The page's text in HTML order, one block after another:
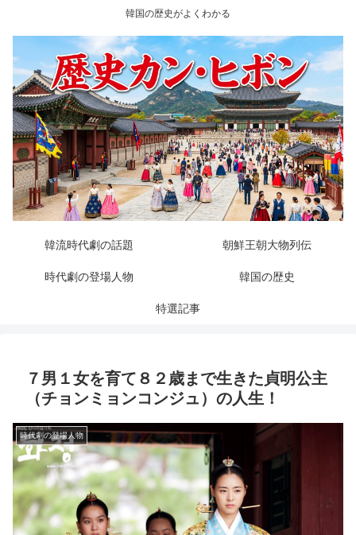
韓国の歴史がよくわかる
韓流時代劇の話題 朝鮮王朝大物列伝
時代劇の登場人物 韓国の歴史
特選記事
７男１女を育て８２歳まで生きた貞明公主
（チョンミョンコンジュ）の人生！
時代劇の登場人物